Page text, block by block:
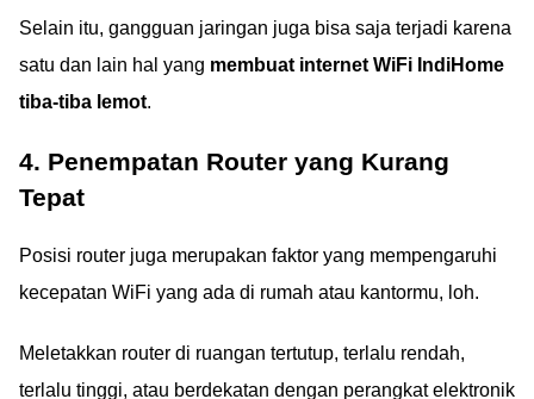
Selain itu, gangguan jaringan juga bisa saja terjadi karena
satu dan lain hal yang membuat internet WiFi IndiHome
tiba-tiba lemot.
4. Penempatan Router yang Kurang
Tepat
Posisi router juga merupakan faktor yang mempengaruhi
kecepatan WiFi yang ada di rumah atau kantormu, loh.
Meletakkan router di ruangan tertutup, terlalu rendah,
terlalu tinggi, atau berdekatan dengan perangkat elektronik